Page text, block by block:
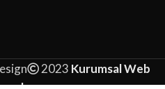
2023 Kurumsal Web